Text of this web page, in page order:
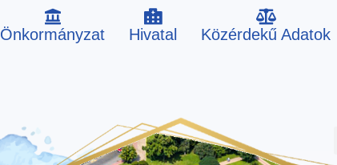
Önkormányzat Hivatal Közérdekű Adatok